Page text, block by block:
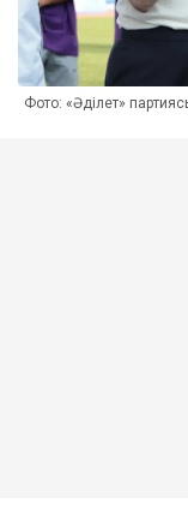
Фото: «Әділет»